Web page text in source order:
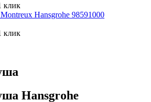
клик
Hansgrohe 98591000
клик
Hansgrohe